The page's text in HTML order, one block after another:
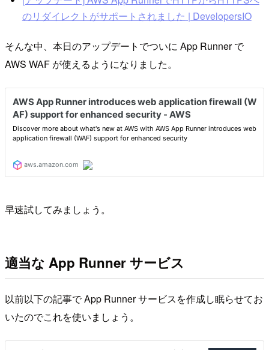
のリダイレクトがサポートされました | DevelopersIO
そんな中、本日のアップデートでついに App Runner で
AWS WAF が使えるようになりました。
早速試してみましょう。
適当な App Runner サービス
以前以下の記事で App Runner サービスを作成し眠らせてお
いたのでこれを使いましょう。